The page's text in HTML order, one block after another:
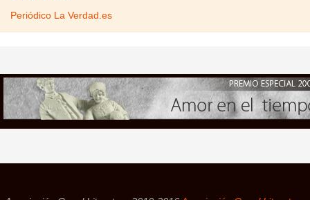
Periódico La Verdad.es